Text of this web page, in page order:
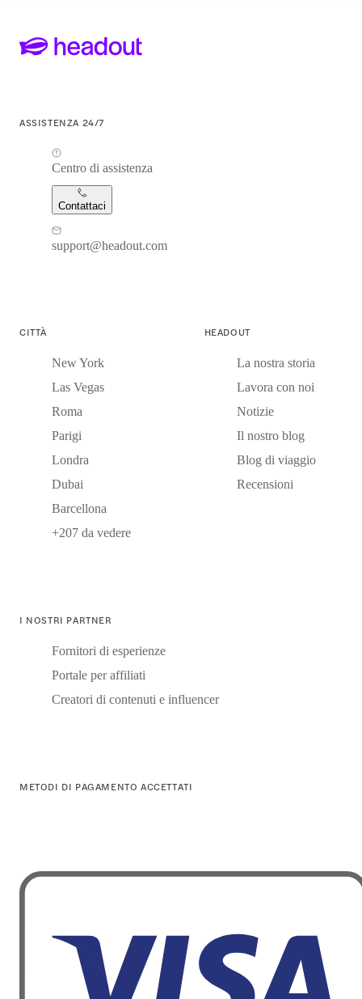
ASSISTENZA 24/7
Centro di assistenza
Contattaci
support@headout.com
CITTÀ
New York
Las Vegas
Roma
Parigi
Londra
Dubai
Barcellona
+207 da vedere
HEADOUT
La nostra storia
Lavora con noi
Notizie
Il nostro blog
Blog di viaggio
Recensioni
I NOSTRI PARTNER
Fornitori di esperienze
Portale per affiliati
Creatori di contenuti e influencer
METODI DI PAGAMENTO ACCETTATI